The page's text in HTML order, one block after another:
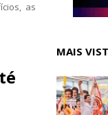
as
MAIS